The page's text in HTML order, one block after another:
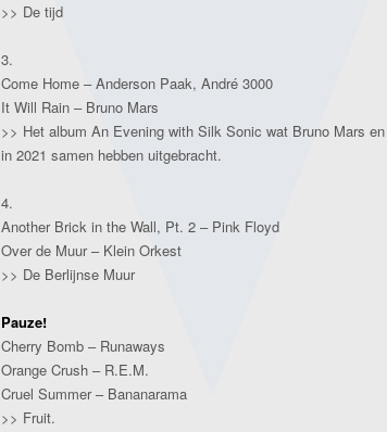
>> De tijd
3.
Come Home – Anderson Paak, André 3000
It Will Rain – Bruno Mars
>> Het album An Evening with Silk Sonic wat Bruno Mars
in 2021 samen hebben uitgebracht.
4.
Another Brick in the Wall, Pt. 2 – Pink Floyd
Over de Muur – Klein Orkest
>> De Berlijnse Muur
Pauze!
Cherry Bomb – Runaways
Orange Crush – R.E.M.
Cruel Summer – Bananarama
>> Fruit.